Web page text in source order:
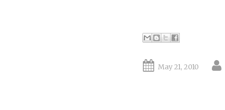
May 21, 2010